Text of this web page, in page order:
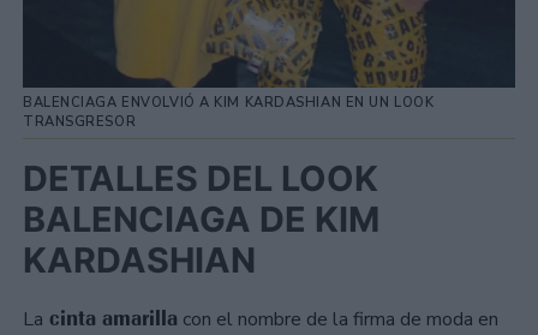
BALENCIAGA ENVOLVIÓ A KIM KARDASHIAN EN UN LOOK
TRANSGRESOR
DETALLES DEL LOOK
BALENCIAGA DE KIM
KARDASHIAN
La cinta amarilla con el nombre de la firma de moda en